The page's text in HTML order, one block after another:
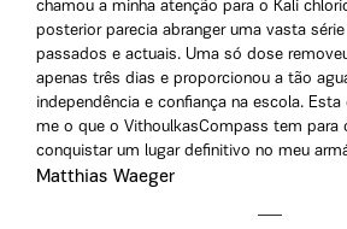
chamou a minha atenção para o Kali
posterior parecia abranger uma vasta
passados e actuais. Uma só dose
apenas três dias e proporcionou a tão
independência e confiança na escola.
me o que o VithoulkasCompass tem para
conquistar um lugar definitivo no meu
Matthias Waeger